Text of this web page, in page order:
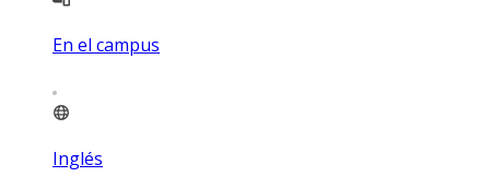
En el campus
Inglés